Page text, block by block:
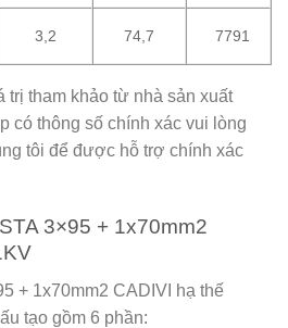
3,2 74,7 7791
trị tham khảo từ nhà sản xuất
có thông số chính xác vui lòng
tôi để được hỗ trợ chính xác
3×95 + 1x70mm2
+ 1x70mm2 CADIVI hạ thế
tạo gồm 6 phần: